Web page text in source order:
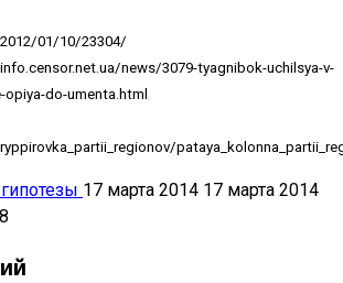
01/10/23304/
news/3079-tyagnibok-uchilsya-v-
do-umenta.html
17 марта 2014 17 марта 2014